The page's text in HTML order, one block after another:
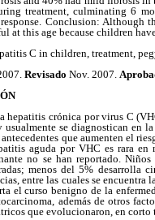
treatment, culminating 6
Conclusion: Although
at this age because children
C in children, treatment,
Revisado Nov. 2007.
hepatitis crónica por virus C
usualmente se diagnostican en
que aumenten el
aguda por VHC es rara
no se han reportado.
menos del 5% desarrolla
entre las cuales se
el curso benigno de la
además de otros
que evolucionaron, en corto